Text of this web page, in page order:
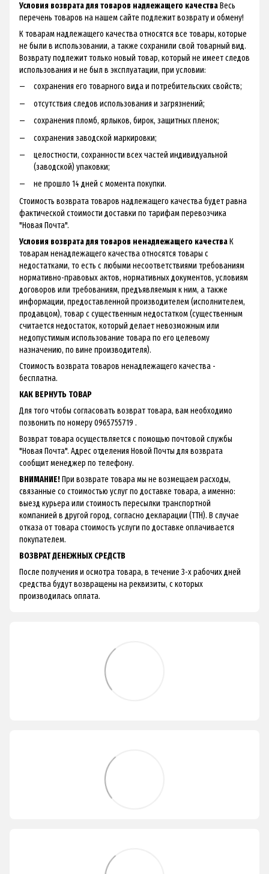
Условия возврата для товаров надлежащего качестваВесь
перечень товаров на нашем сайте подлежит возврату и обмену!
К товарам надлежащего качества относятся все товары, которые
не были в использовании, а также сохранили свой товарный вид.
Возврату подлежит только новый товар, который не имеет следов
использования и не был в эксплуатации, при условии:
сохранения его товарного вида и потребительских свойств;
отсутствия следов использования и загрязнений;
сохранения пломб, ярлыков, бирок, защитных пленок;
сохранения заводской маркировки;
целостности, сохранности всех частей индивидуальной
(заводской) упаковки;
не прошло 14 дней с момента покупки.
Стоимость возврата товаров надлежащего качества будет равна
фактической стоимости доставки по тарифам перевозчика
"Новая Почта".
Условия возврата для товаров ненадлежащего качестваК
товарам ненадлежащего качества относятся товары с
недостатками, то есть с любыми несоответствиями требованиям
нормативно-правовых актов, нормативных документов, условиям
договоров или требованиям, предъявляемым к ним, а также
информации, предоставленной производителем (исполнителем,
продавцом), товар с существенным недостатком (существенным
считается недостаток, который делает невозможным или
недопустимым использование товара по его целевому
назначению, по вине производителя).
Стоимость возврата товаров ненадлежащего качества -
бесплатна.
КАК ВЕРНУТЬ ТОВАР
Для того чтобы согласовать возврат товара, вам необходимо
позвонить по номеру 0965755719 .
Возврат товара осуществляется с помощью почтовой службы
"Новая Почта". Адрес отделения Новой Почты для возврата
сообщит менеджер по телефону.
ВНИМАНИЕ!При возврате товара мы не возмещаем расходы,
связанные со стоимостью услуг по доставке товара, а именно:
выезд курьера или стоимость пересылки транспортной
компанией в другой город, согласно декларации (ТТН). В случае
отказа от товара стоимость услуги по доставке оплачивается
покупателем.
ВОЗВРАТ ДЕНЕЖНЫХ СРЕДСТВ
После получения и осмотра товара, в течение 3-х рабочих дней
средства будут возвращены на реквизиты, с которых
производилась оплата.